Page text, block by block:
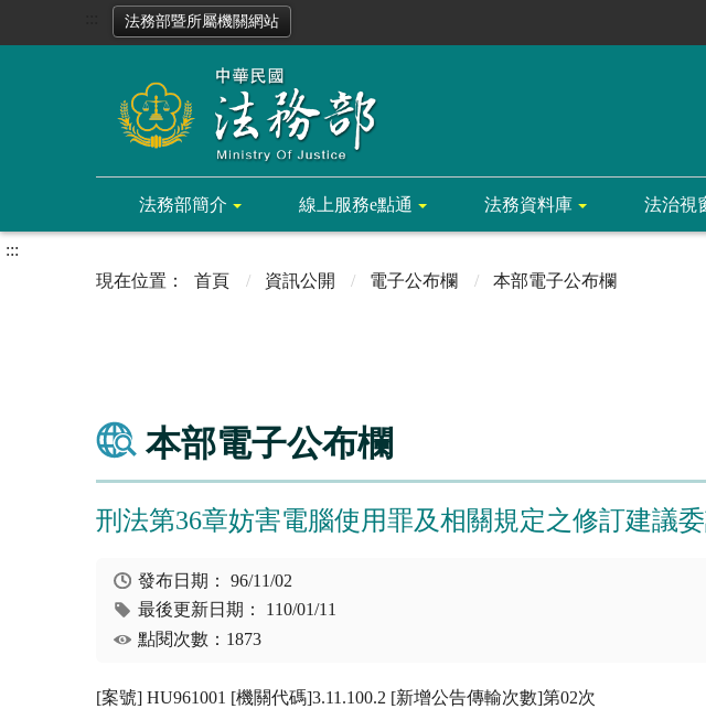
法務部暨所屬機關網站
法務部簡介 線上服務e點通 法務資料庫 法治視
:::
首頁
資訊公開 電子公布欄 本部電子公布欄
本部電子公布欄
刑法第36章妨害電腦使用罪及相關規定之修訂建議
發布日期：96/11/02
最後更新日期： 110/01/11
點閱次數：1873
[案號] HU961001 [機關代碼]3.11.100.2 [新增公告傳輸次數]第02次